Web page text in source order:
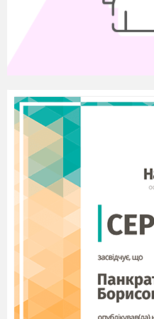
(1
учасників
Ведучий.
Час
дочитати питання до
відповісти на
ви відповіли на
могли б на 40.
-Хто потрапив на цю
-Хто не володіє
йому ,як повітря?